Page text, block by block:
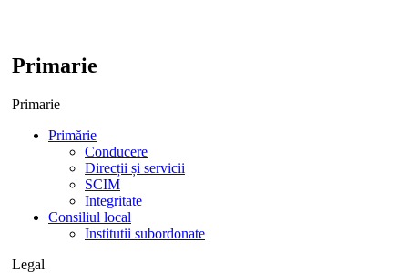
Primarie
Primarie
Primărie
Conducere
Direcții și servicii
SCIM
Integritate
Consiliul local
Institutii subordonate
Legal